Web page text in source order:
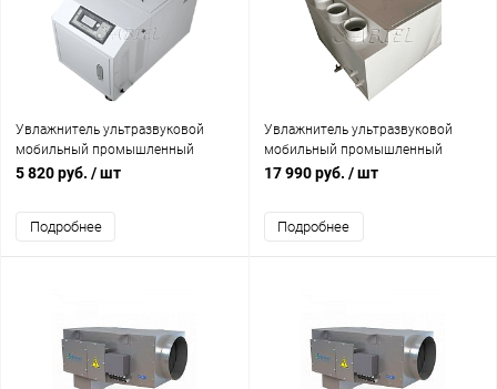
Увлажнитель ультразвуковой
мобильный промышленный
SABIEL MU6 (увлажнение 50-80 м²)
5 820 руб. / шт
Подробнее
Увлажнитель ультразвуковой
мобильный промышленный
SABIEL MU30 (увлажнение 280-350
17 990 руб. / шт
Подробнее